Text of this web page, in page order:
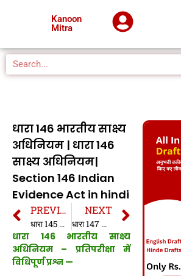
Kanoon
Mitra
धारा 146 भारतीय साक्ष्य
अधिनियम | धारा 146
साक्ष्य अधिनियम|
Section 146 Indian
Evidence Act in hindi
PREVIOUS
धारा 145 भारतीय साक्ष्य अधिनियम | धारा 145 साक्ष्य अधिनियम| Section 145 Indian Evidence Act in hindi
NEXT
धारा 147 भारतीय साक्ष्य अधिनियम | धारा 147 साक्ष्य अधिनियम| Section 147 Indian Evidence Act in hindi
धारा 146 भारतीय साक्ष्य
अधिनियम – प्रतिपरीक्षा में
विधिपूर्ण प्रश्न —